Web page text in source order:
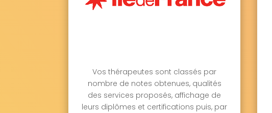
Vos thérapeutes sont classés par
nombre de notes obtenues, qualités
des services proposés, affichage de
leurs diplômes et certifications puis, par